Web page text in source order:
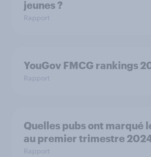
jeunes ?
Rapport
YouGov FMCG rankings
Rapport
Quelles pubs ont marqué
au premier trimestre
Rapport